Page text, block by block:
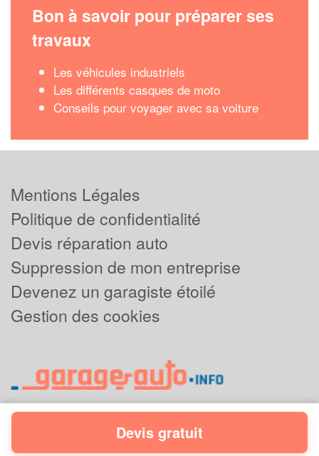
Bon à savoir pour préparer ses
travaux
Les véhicules industriels
Les différents casques de moto
Conseils pour voyager avec sa voiture
Mentions Légales
Politique de confidentialité
Devis réparation auto
Suppression de mon entreprise
Devenez un garagiste étoilé
Gestion des cookies
Powered byPlus que pro
Devis gratuit